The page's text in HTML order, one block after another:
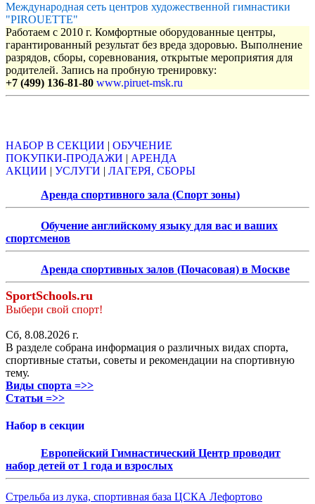
Международная сеть центров художественной гимнастики
"PIROUETTE"
Работаем с 2010 г. Комфортные оборудованные центры,
гарантированный результат без вреда здоровью. Выполнение
разрядов, сборы, соревнования, открытые мероприятия для
родителей. Запись на пробную тренировку:
+7 (499) 136-81-80 www.piruet-msk.ru
НАБОР В СЕКЦИИ | ОБУЧЕНИЕ
ПОКУПКИ-ПРОДАЖИ | АРЕНДА
АКЦИИ | УСЛУГИ | ЛАГЕРЯ, СБОРЫ
Аренда спортивного зала (Спорт зоны)
Обучение английскому языку для вас и ваших
спортсменов
Аренда спортивных залов (Почасовая) в Москве
SportSchools.ru
Выбери свой спорт!
Сб, 8.08.2026 г.
В разделе собрана информация о различных видах спорта,
спортивные статьи, советы и рекомендации на спортивную
тему.
Виды спорта =>>
Статьи =>>
Набор в секции
Европейский Гимнастический Центр проводит
набор детей от 1 года и взрослых
Стрельба из лука, спортивная база ЦСКА Лефортово